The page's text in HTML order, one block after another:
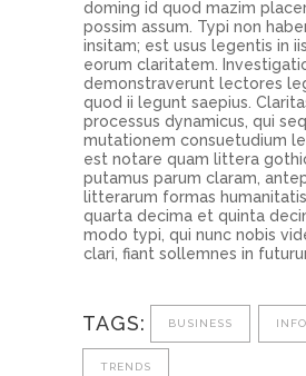
doming id quod mazim
possim assum. Typi non
insitam; est usus legentis in
eorum claritatem.
demonstraverunt lectores
quod ii legunt saepius.
processus dynamicus, qui
mutationem consuetudium
est notare quam littera
putamus parum claram,
litterarum formas
quarta decima et quinta
modo typi, qui nunc nobis
clari, fiant sollemnes in
TAGS: BUSINESS
TRENDS